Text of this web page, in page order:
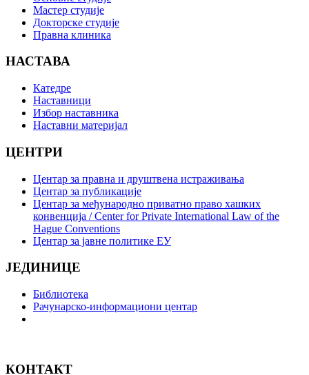
Мастер студије
Докторске студије
Правна клиника
НАСТАВА
Катедре
Наставници
Избор наставника
Наставни материјал
ЦЕНТРИ
Центар за правна и друштвена истраживања
Центар за публикације
Центар за међународно приватно право хашких
конвенција / Center for Private International Law of the
Hague Conventions
Центар за јавне политике ЕУ
ЈЕДИНИЦЕ
Библиотека
Рачунарско-информациони центар
КОНТАКТ